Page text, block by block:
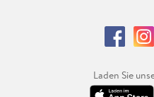
Laden Sie